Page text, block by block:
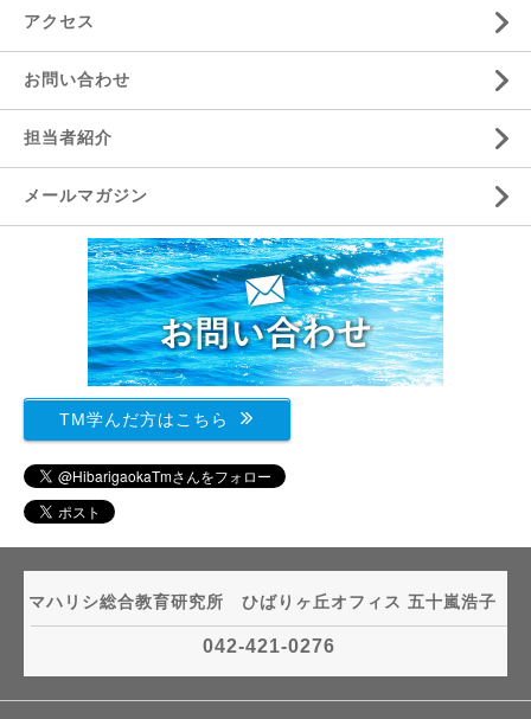
アクセス
お問い合わせ
担当者紹介
メールマガジン
TM学んだ方はこちら
マハリシ総合教育研究所 ひばりヶ丘オフィス 五十嵐浩子
042-421-0276